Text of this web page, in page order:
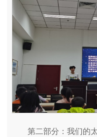
第二部分：我们的